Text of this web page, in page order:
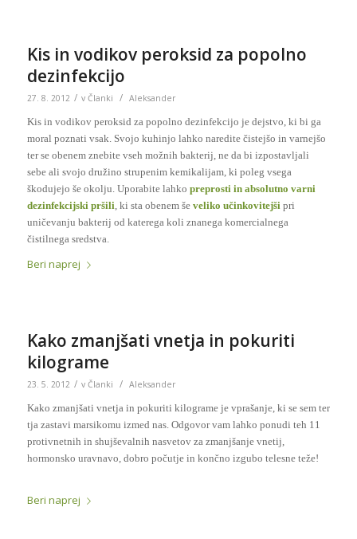
Kis in vodikov peroksid za popolno
dezinfekcijo
27. 8. 2012 / v Članki / Aleksander
Kis in vodikov peroksid za popolno dezinfekcijo je dejstvo, ki bi ga
moral poznati vsak. Svojo kuhinjo lahko naredite čistejšo in varnejšo
ter se obenem znebite vseh možnih bakterij, ne da bi izpostavljali
sebe ali svojo družino strupenim kemikalijam, ki poleg vsega
škodujejo še okolju. Uporabite lahko preprosti in absolutno varni
dezinfekcijski pršili , ki sta obenem še veliko učinkovitejši pri
uničevanju bakterij od katerega koli znanega komercialnega
čistilnega sredstva.
Beri naprej
Kako zmanjšati vnetja in pokuriti
kilograme
23. 5. 2012 / v Članki / Aleksander
Kako zmanjšati vnetja in pokuriti kilograme je vprašanje, ki se sem ter
tja zastavi marsikomu izmed nas. Odgovor vam lahko ponudi teh 11
protivnetnih in shujševalnih nasvetov za zmanjšanje vnetij,
hormonsko uravnavo, dobro počutje in končno izgubo telesne teže!
Beri naprej